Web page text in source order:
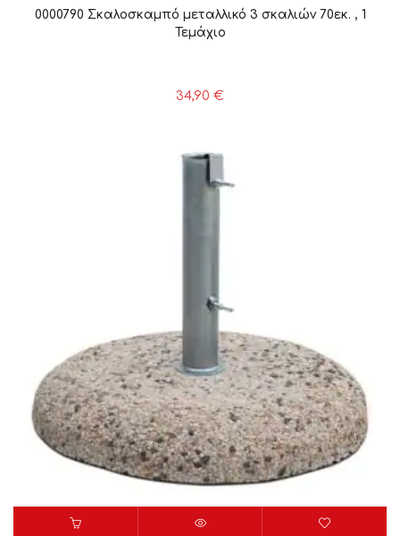
0000790 Σκαλοσκαμπό μεταλλικό 3 σκαλιών 70εκ. , 1
Τεμάχιο
34,90 €